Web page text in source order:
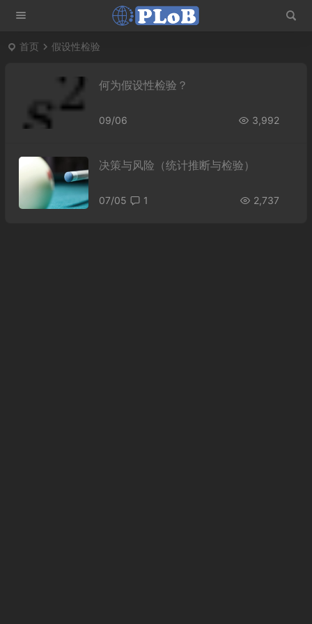
首页 假设性检验
何为假设性检验？
09/06 3,992
决策与风险（统计推断与检验）
07/05 2,737
1